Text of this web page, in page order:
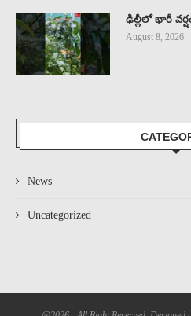
ఢిల్లీలో భారీ
August 8, 2026
News
Uncategorized